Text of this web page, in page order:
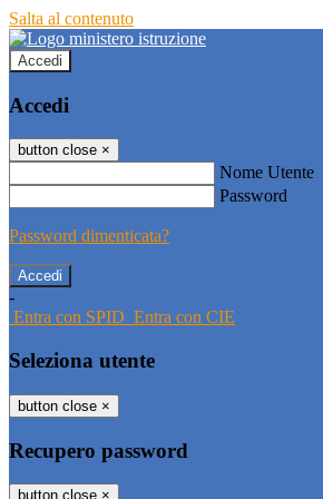
Salta al contenuto
Accedi
Accedi
button close ×
Nome Utente
Password
Password dimenticata?
-
Entra con SPID Entra con CIE
Seleziona utente
button close ×
Recupero password
button close ×